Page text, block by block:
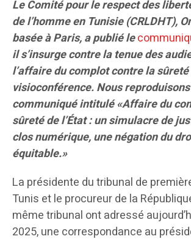
Le Comité pour le respect des
de l’homme en Tunisie (CRLDHT),
basée à Paris, a publié le
il s’insurge contre la tenue des
l’affaire du complot contre la sûreté
visioconférence. Nous
communiqué intitulé «Affaire du
sûreté de l’État : un simulacre de
clos numérique, une négation du
équitable.»
La présidente du tribunal de
Tunis et le procureur de la
même tribunal ont adressé
2025, une correspondance au